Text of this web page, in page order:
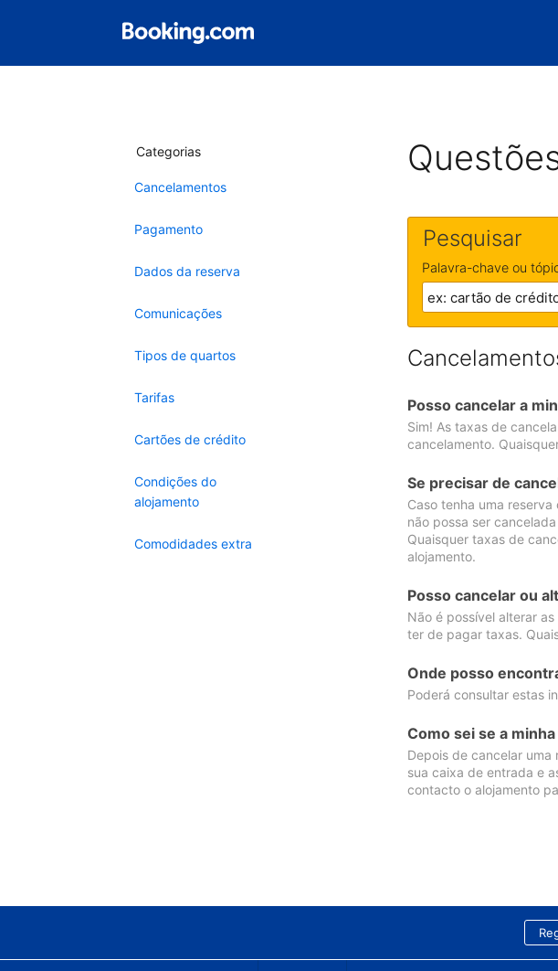
Categorias
Cancelamentos
Pagamento
Dados da reserva
Comunicações
Tipos de quartos
Tarifas
Cartões de crédito
Condições do
alojamento
Comodidades extra
Pesquisar
Palavra-chave ou
Posso cancelar a
Sim! As taxas de
cancelamento.
Se precisar de
Caso tenha uma
não possa ser
Quaisquer taxas de
alojamento.
Posso cancelar ou
Não é possível alterar
ter de pagar taxas.
Onde posso
Poderá consultar estas
Como sei se a
Depois de cancelar
sua caixa de entrada e
contacto o alojamento